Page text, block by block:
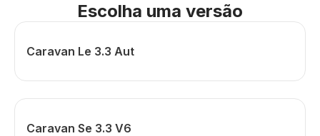
Escolha uma versão
Caravan Le 3.3 Aut
Caravan Se 3.3 V6